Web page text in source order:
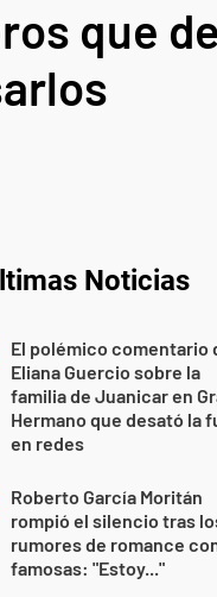
que
Noticias
El polémico comentario
Eliana Guercio sobre la
familia de Juanicar en
Hermano que desató la
en redes
Roberto García Moritán
rompió el silencio tras
rumores de romance
famosas: "Estoy..."